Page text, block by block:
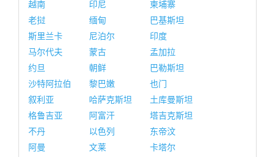
越南
印尼
柬埔寨
老挝
缅甸
巴基斯坦
斯里兰卡
尼泊尔
印度
马尔代夫
蒙古
孟加拉
约旦
朝鲜
巴勒斯坦
沙特阿拉伯
黎巴嫩
也门
叙利亚
哈萨克斯坦
土库曼斯坦
格鲁吉亚
阿富汗
塔吉克斯坦
不丹
以色列
东帝汶
阿曼
文莱
卡塔尔